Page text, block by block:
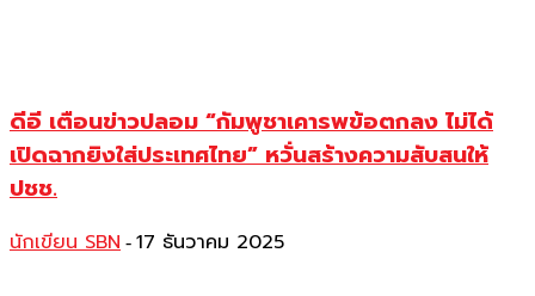
ดีอี เตือนข่าวปลอม “กัมพูชาเคารพข้อตกลง ไม่ได้
เปิดฉากยิงใส่ประเทศไทย” หวั่นสร้างความสับสนให้
ปชช.
นักเขียน SBN - 17 ธันวาคม 2025